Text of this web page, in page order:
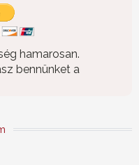
hamarosan.
bennünket a